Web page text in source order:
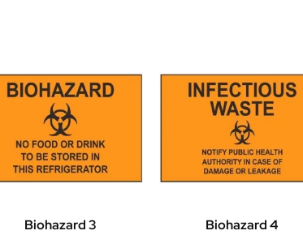
Biohazard 3 Biohazard 4